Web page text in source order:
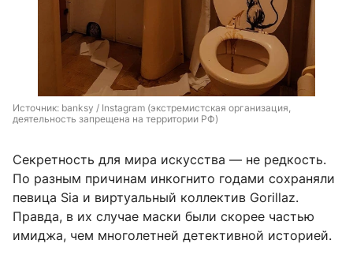
Источник: banksy / Instagram (экстремистская организация,
деятельность запрещена на территории РФ)
Секретность для мира искусства — не редкость.
По разным причинам инкогнито годами сохраняли
певица Sia и виртуальный коллектив Gorillaz.
Правда, в их случае маски были скорее частью
имиджа, чем многолетней детективной историей.